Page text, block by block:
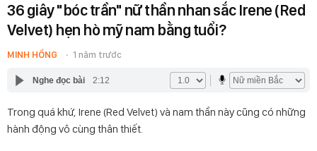
36 giây "bóc trần" nữ thần nhan sắc Irene (Red
Velvet) hẹn hò mỹ nam bằng tuổi?
MINH HỒNG 1 năm trước
Nghe đọc bài 2:12
Trong quá khứ, Irene (Red Velvet) và nam thần này cũng có những
hành động vô cùng thân thiết.